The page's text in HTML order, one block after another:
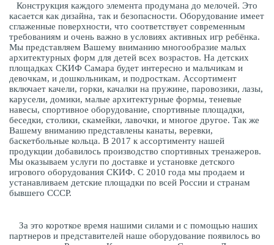
Конструкция каждого элемента продумана до мелочей. Это
касается как дизайна, так и безопасности. Оборудование имеет
сглаженные поверхности, что соответствует современным
требованиям и очень важно в условиях активных игр ребёнка.
Мы представляем Вашему вниманию многообразие малых
архитектурных форм для детей всех возрастов. На детских
площадках СКИФ Самара будет интересно и мальчикам и
девочкам, и дошкольникам, и подросткам. Ассортимент
включает качели, горки, качалки на пружине, паровозики, лазы,
карусели, домики, малые архитектурные формы, теневые
навесы, спортивное оборудование, спортивные площадки,
беседки, столики, скамейки, лавочки, и многое другое. Так же
Вашему вниманию представлены канаты, веревки,
баскетбольные кольца. В 2017 к ассортименту нашей
продукции добавилось производство спортивных тренажеров.
Мы оказываем услуги по доставке и установке детского
игрового оборудования СКИФ. С 2010 года мы продаем и
устанавливаем детские площадки по всей России и странам
бывшего СССР.
За это короткое время нашими силами и с помощью наших
партнеров и представителей наше оборудование появилось во